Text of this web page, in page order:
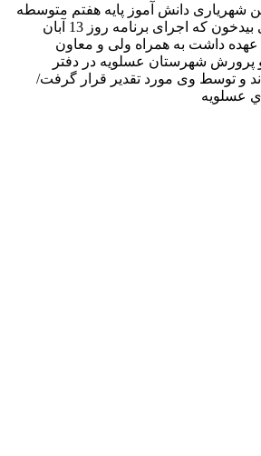
، محسن شهریاری دانش آموز پایه هفتم متوسطه
اول مدرسه شهید قنبری بیدخون که اجرای برنامه روز 13 آبان
داشت به همراه ولی و معاون
پرورش شهرستان عسلویه در دفتر
و توسط وی مورد تقدیر قرار گرفت/
عسلويه